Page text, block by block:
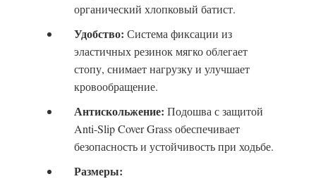
органический хлопковый батист.
Удобство: Система фиксации из
эластичных резинок мягко облегает
стопу, снимает нагрузку и улучшает
кровообращение.
Антискольжение: Подошва с защитой
Anti-Slip Cover Grass обеспечивает
безопасность и устойчивость при ходьбе.
Размеры: